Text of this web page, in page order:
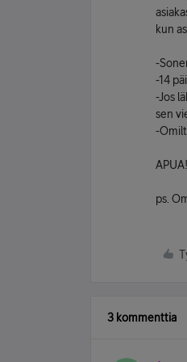
kun
-
-14
-Jos
sen
-
ps.
3 kommenttia